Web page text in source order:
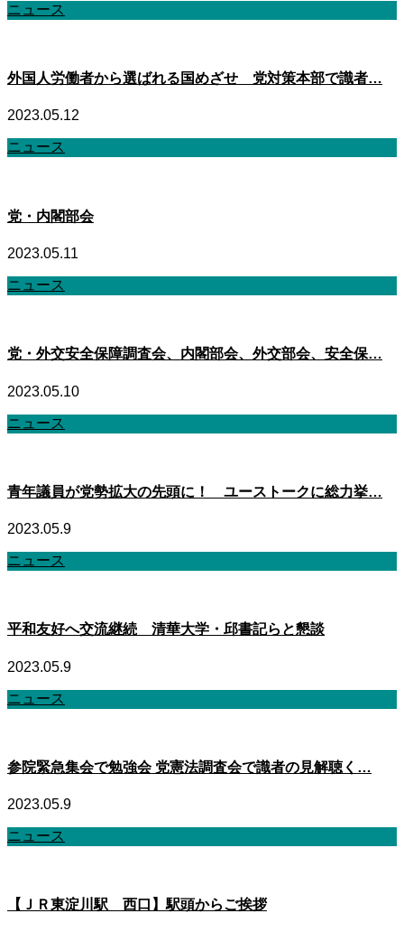
ニュース
外国人労働者から選ばれる国めざせ 党対策本部で識者…
2023.05.12
ニュース
党・内閣部会
2023.05.11
ニュース
党・外交安全保障調査会、内閣部会、外交部会、安全保…
2023.05.10
ニュース
青年議員が党勢拡大の先頭に！ ユーストークに総力挙…
2023.05.9
ニュース
平和友好へ交流継続 清華大学・邱書記らと懇談
2023.05.9
ニュース
参院緊急集会で勉強会 党憲法調査会で識者の見解聴く…
2023.05.9
ニュース
【ＪＲ東淀川駅 西口】駅頭からご挨拶